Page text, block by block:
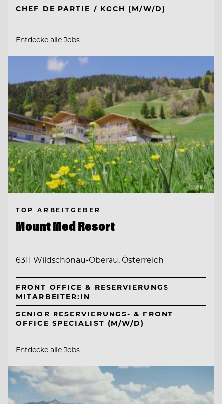
CHEF DE PARTIE / KOCH (M/W/D)
Entdecke alle Jobs
TOP ARBEITGEBER
Mount Med Resort
6311 Wildschönau-Oberau, Österreich
FRONT OFFICE & RESERVIERUNGS
MITARBEITER:IN
SENIOR RESERVIERUNGS- & FRONT
OFFICE SPECIALIST (M/W/D)
Entdecke alle Jobs